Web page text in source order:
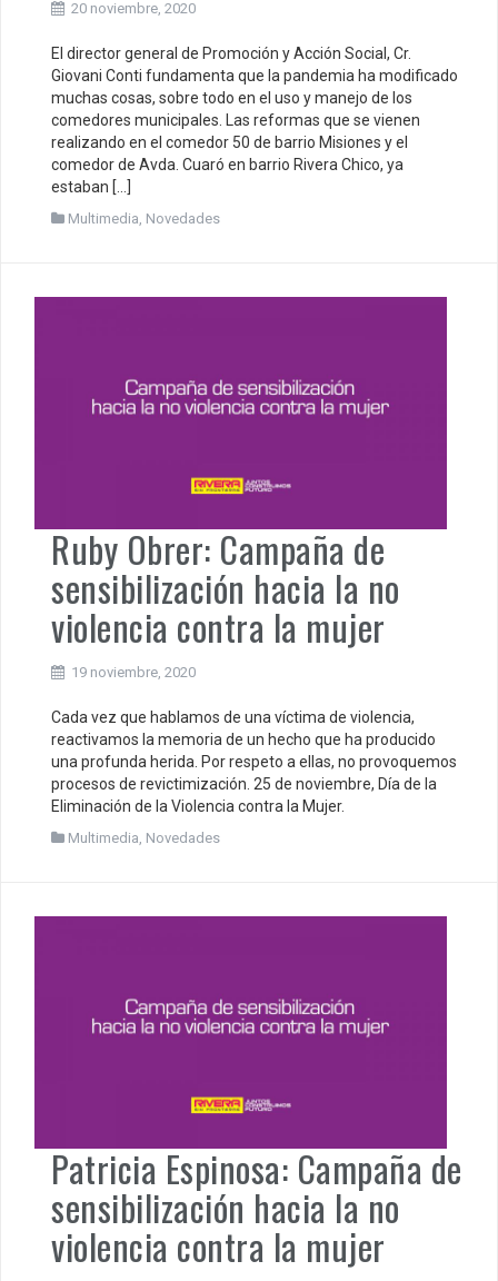
20 noviembre, 2020
El director general de Promoción y Acción Social, Cr.
Giovani Conti fundamenta que la pandemia ha modificado
muchas cosas, sobre todo en el uso y manejo de los
comedores municipales. Las reformas que se vienen
realizando en el comedor 50 de barrio Misiones y el
comedor de Avda. Cuaró en barrio Rivera Chico, ya
estaban […]
Multimedia, Novedades
Ruby Obrer: Campaña de
sensibilización hacia la no
violencia contra la mujer
19 noviembre, 2020
Cada vez que hablamos de una víctima de violencia,
reactivamos la memoria de un hecho que ha producido
una profunda herida. Por respeto a ellas, no provoquemos
procesos de revictimización. 25 de noviembre, Día de la
Eliminación de la Violencia contra la Mujer.
Multimedia, Novedades
Patricia Espinosa: Campaña de
sensibilización hacia la no
violencia contra la mujer